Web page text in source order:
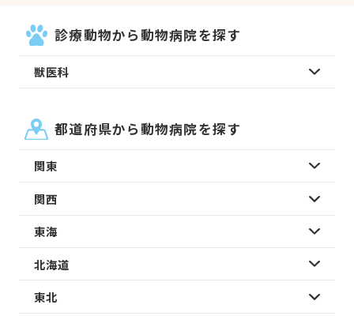
診療動物から動物病院を探す
獣医科
都道府県から動物病院を探す
関東
関西
東海
北海道
東北